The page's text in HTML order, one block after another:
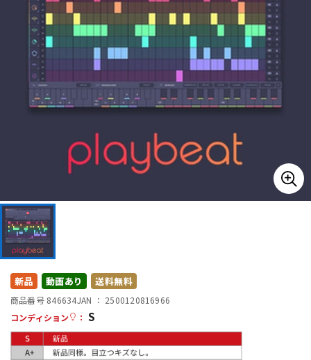
キーボード 電子ピアノ
DJ機器
配信/ライブ機器
新品 動画あり 送料無料
商品番号 846634JAN ： 2500120816966
コンディション
： S